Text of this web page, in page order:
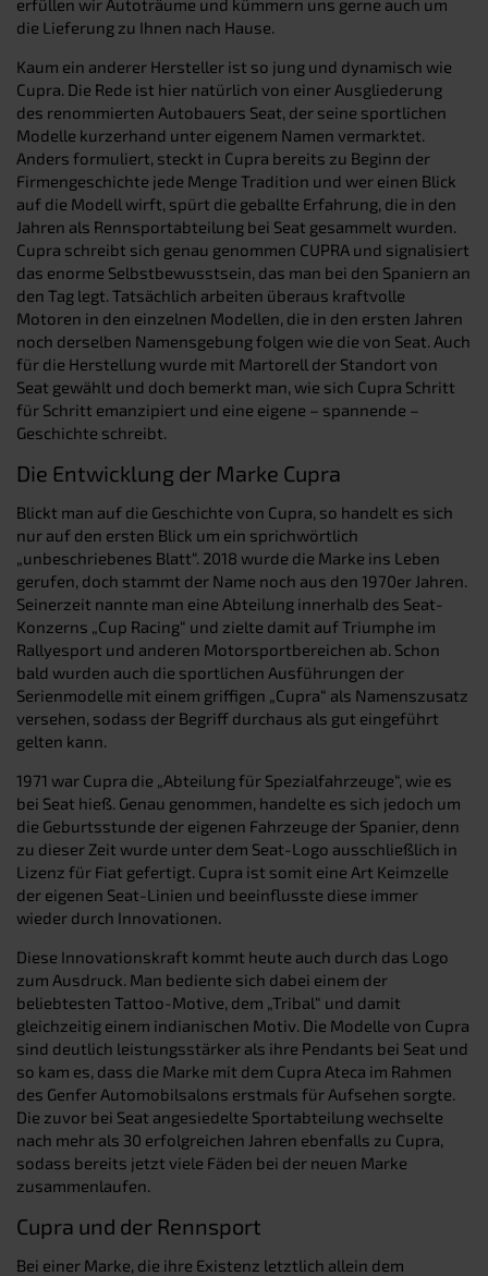
die Lieferung zu Ihnen nach Hause.
Kaum ein anderer Hersteller ist so jung und dynamisch wie
Cupra. Die Rede ist hier natürlich von einer Ausgliederung
des renommierten Autobauers Seat, der seine sportlichen
Modelle kurzerhand unter eigenem Namen vermarktet.
Anders formuliert, steckt in Cupra bereits zu Beginn der
Firmengeschichte jede Menge Tradition und wer einen Blick
auf die Modell wirft, spürt die geballte Erfahrung, die in den
Jahren als Rennsportabteilung bei Seat gesammelt wurden.
Cupra schreibt sich genau genommen CUPRA und signalisiert
das enorme Selbstbewusstsein, das man bei den Spaniern an
den Tag legt. Tatsächlich arbeiten überaus kraftvolle
Motoren in den einzelnen Modellen, die in den ersten Jahren
noch derselben Namensgebung folgen wie die von Seat. Auch
für die Herstellung wurde mit Martorell der Standort von
Seat gewählt und doch bemerkt man, wie sich Cupra Schritt
für Schritt emanzipiert und eine eigene – spannende –
Geschichte schreibt.
Die Entwicklung der Marke Cupra
Blickt man auf die Geschichte von Cupra, so handelt es sich
nur auf den ersten Blick um ein sprichwörtlich
„unbeschriebenes Blatt“. 2018 wurde die Marke ins Leben
gerufen, doch stammt der Name noch aus den 1970er Jahren.
Seinerzeit nannte man eine Abteilung innerhalb des Seat-
Konzerns „Cup Racing“ und zielte damit auf Triumphe im
Rallyesport und anderen Motorsportbereichen ab. Schon
bald wurden auch die sportlichen Ausführungen der
Serienmodelle mit einem griffigen „Cupra“ als Namenszusatz
versehen, sodass der Begriff durchaus als gut eingeführt
gelten kann.
1971 war Cupra die „Abteilung für Spezialfahrzeuge“, wie es
bei Seat hieß. Genau genommen, handelte es sich jedoch um
die Geburtsstunde der eigenen Fahrzeuge der Spanier, denn
zu dieser Zeit wurde unter dem Seat-Logo ausschließlich in
Lizenz für Fiat gefertigt. Cupra ist somit eine Art Keimzelle
der eigenen Seat-Linien und beeinflusste diese immer
wieder durch Innovationen.
Diese Innovationskraft kommt heute auch durch das Logo
zum Ausdruck. Man bediente sich dabei einem der
beliebtesten Tattoo-Motive, dem „Tribal“ und damit
gleichzeitig einem indianischen Motiv. Die Modelle von Cupra
sind deutlich leistungsstärker als ihre Pendants bei Seat und
so kam es, dass die Marke mit dem Cupra Ateca im Rahmen
des Genfer Automobilsalons erstmals für Aufsehen sorgte.
Die zuvor bei Seat angesiedelte Sportabteilung wechselte
nach mehr als 30 erfolgreichen Jahren ebenfalls zu Cupra,
sodass bereits jetzt viele Fäden bei der neuen Marke
zusammenlaufen.
Cupra und der Rennsport
Bei einer Marke, die ihre Existenz letztlich allein dem